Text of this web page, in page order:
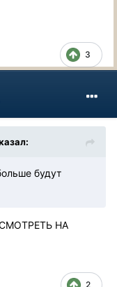
3
будут
НА
2